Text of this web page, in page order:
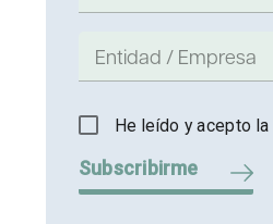
He leído y acepto la
Subscribirme